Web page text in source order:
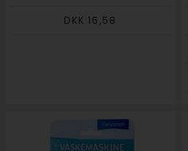
DKK 16,58